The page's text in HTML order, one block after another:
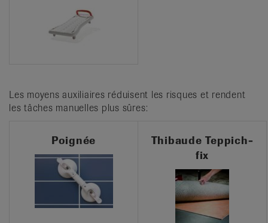
Les moyens auxiliaires réduisent les risques et rendent
les tâches manuelles plus sûres:
Poignée
Thibaude Teppich-
fix